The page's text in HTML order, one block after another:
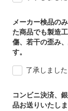
メーカー検品の
た商品でも製造
傷、若干の歪み
す。
了承しました
コンビニ決済、
品お送りいたし